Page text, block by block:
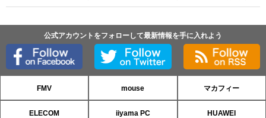
公式アカウントをフォローして最新情報を手に入れよう
FMV mouse マカフィー
ELECOM iiyama PC HUAWEI